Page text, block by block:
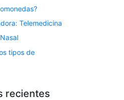
Telemedicina
tipos de
recientes